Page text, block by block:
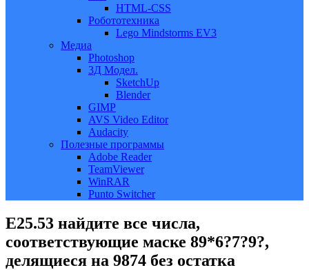
HTML-CSS
Робототехника
Lego Mindstorms EV3
Медиа
Photoshop
3Д Модел.
SketchUp
Blender
GIMP
AVS Video Editor
Audacity
Полезные программы
Adobe Reader
TeamViewer
WinRAR
Punto Switcher
Е25.53 найдите все числа,
соответствующие маске 89*6?7?9?,
делящиеся на 9874 без остатка